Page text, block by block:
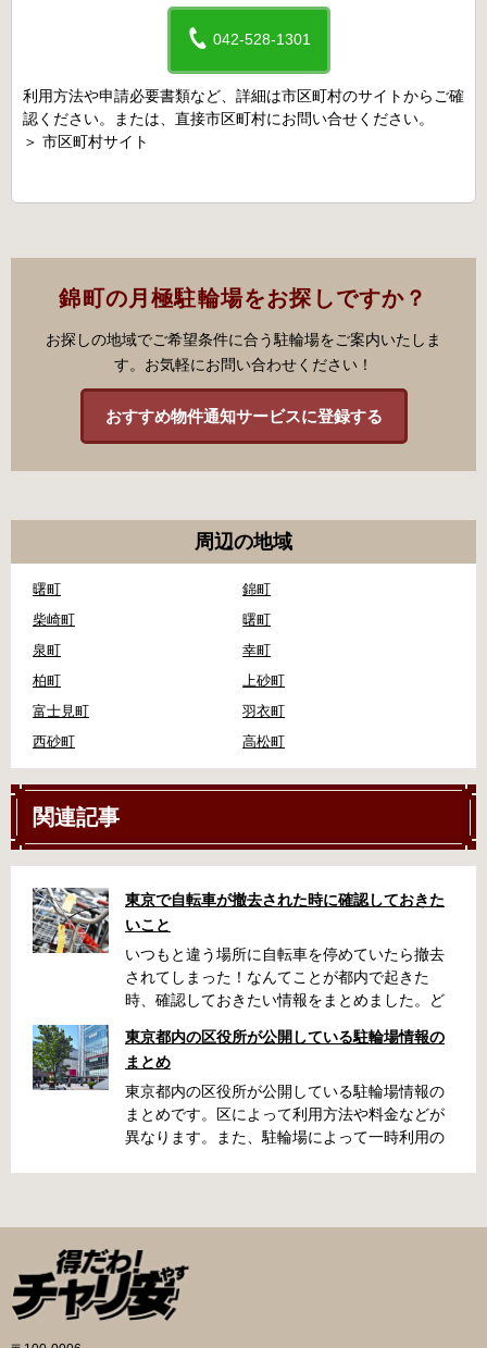
042-528-1301
利用方法や申請必要書類など、詳細は市区町村のサイトからご確
認ください。または、直接市区町村にお問い合せください。
＞ 市区町村サイト
錦町の月極駐輪場をお探しですか？
お探しの地域でご希望条件に合う駐輪場をご案内いたしま
す。お気軽にお問い合わせください！
おすすめ物件通知サービスに登録する
周辺の地域
曙町
錦町
柴崎町
曙町
泉町
幸町
柏町
上砂町
富士見町
羽衣町
西砂町
高松町
関連記事
東京で自転車が撤去された時に確認しておきた
いこと
いつもと違う場所に自転車を停めていたら撤去
されてしまった！なんてことが都内で起きた
時、確認しておきたい情報をまとめました。ど
くらい？なんて疑問が浮かぶかと思います。事
前に確認していざという時対処しましょう。 千
代田区 / 新宿区 / 品川区 / 港区 / 中央区 / 大田区
/ 北区 / 墨田区 / 渋谷区 / 葛飾区 千代田区で撤去
された場合 猿楽町保管場所 住所 千代田区神田
の地図が置いてあります） 東京メトロ半蔵門
線、都営新宿・三田線神保町駅から徒歩7分 大
手町高架下自転車保管場所 住所 千代田区大手町
二丁目4番 電話 050-2018-6466（千代田区自転
車対策コールセンター） 最寄駅 東京メトロ半蔵
東京都内の区役所が公開している駐輪場情報の
まとめ
東京都内の区役所が公開している駐輪場情報の
まとめです。区によって利用方法や料金などが
異なります。また、駐輪場によって一時利用の
の自転車駐輪場 利用方法 利用登録申請書の提出
申請期間内に利用登録申請書（PDF：
1,396KB） と必要書類を環境まちづくり総務課
あてに郵送（申請期間消印有効）または、期間
内に環境まちづくり総務課（区役所5階5B窓